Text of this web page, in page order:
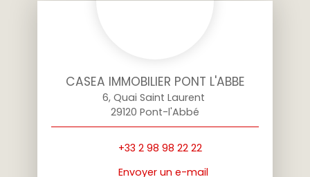
CASEA IMMOBILIER PONT L'ABBE
6, Quai Saint Laurent
29120 Pont-l'Abbé
+33 2 98 98 22 22
Envoyer un e-mail